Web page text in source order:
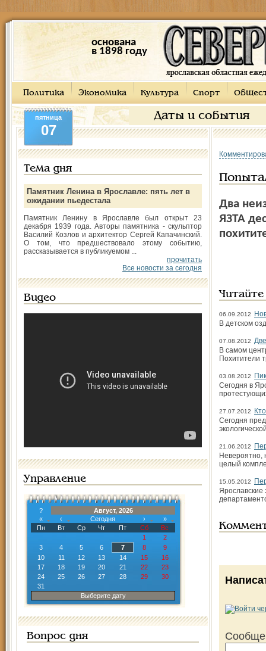
основана
в 1898 году
Политика Экономика Культура Спорт
Даты и события
пятница
07
Тема дня
Памятник Ленина в Ярославле: пять лет в
ожидании пьедестала
Памятник Ленину в Ярославле был открыт 23
декабря 1939 года. Авторы памятника - скульптор
Василий Козлов и архитектор Сергей Капачинский.
О том, что предшествовало этому событию,
рассказывается в публикуемом ...
прочитать
Все новости за сегодня
Видео
Управление
?
Август, 2026
«
‹ Сегодня ›
»
Пн
Вт Ср Чт Пт Сб
Вс
1
2
3
4 5 6 7 8
9
10
11 12 13 14 15
16
17
18 19 20 21 22
23
24
25 26 27 28 29
30
31
Выберите дату
Вопрос дня
Два
ЯЗТА
06.09.2012
В детском
07.08.2012
В самом
Похитители
03.08.2012
Сегодня в
27.07.2012
Сегодня
21.06.2012
Невероятно,
целый
15.05.2012
Ярославские